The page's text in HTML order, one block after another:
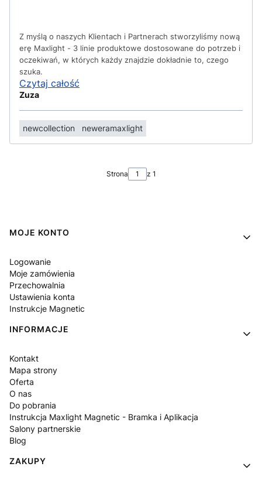
Z myślą o naszych Klientach i Partnerach stworzyliśmy nową
erę Maxlight - 3 linie produktowe dostosowane do potrzeb i
oczekiwań, w których każdy znajdzie dokładnie to, czego
szuka.
Czytaj całość
Zuza
newcollection neweramaxlight
Strona z 1
Linki w stopce
MOJE KONTO
Logowanie
Moje zamówienia
Przechowalnia
Ustawienia konta
Instrukcje Magnetic
INFORMACJE
Kontakt
Mapa strony
Oferta
O nas
Do pobrania
Instrukcja Maxlight Magnetic - Bramka i Aplikacja
Salony partnerskie
Blog
ZAKUPY